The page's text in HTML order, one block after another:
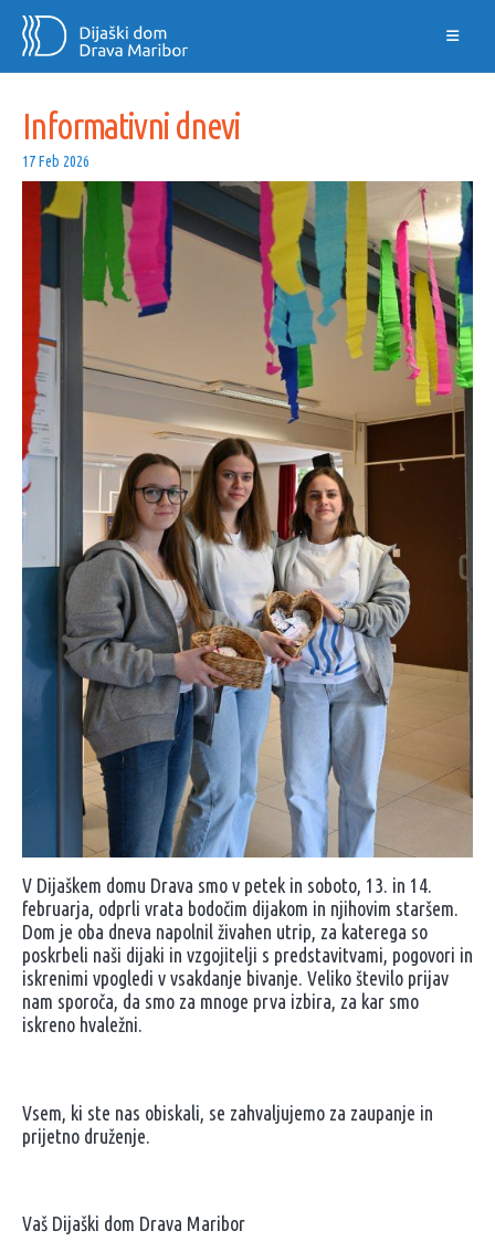
Informativni dnevi
17 Feb 2026
V Dijaškem domu Drava smo v petek in soboto, 13. in 14.
februarja, odprli vrata bodočim dijakom in njihovim staršem.
Dom je oba dneva napolnil živahen utrip, za katerega so
poskrbeli naši dijaki in vzgojitelji s predstavitvami, pogovori in
iskrenimi vpogledi v vsakdanje bivanje. Veliko število prijav
nam sporoča, da smo za mnoge prva izbira, za kar smo
iskreno hvaležni.
Vsem, ki ste nas obiskali, se zahvaljujemo za zaupanje in
prijetno druženje.
Vaš Dijaški dom Drava Maribor